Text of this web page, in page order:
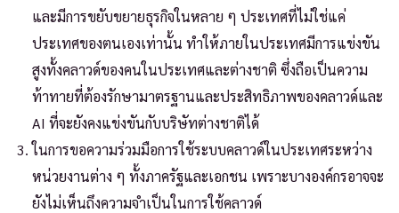
และมีการขยับขยายธุรกิจในหลาย ๆ ประเทศที่ไม่ใช่แค่
ประเทศของตนเองเท่านั้น ทำให้ภายในประเทศมีการแข่งขัน
สูงทั้งคลาวด์ของคนในประเทศและต่างชาติ ซึ่งถือเป็นความ
ท้าทายที่ต้องรักษามาตรฐานและประสิทธิภาพของคลาวด์และ
AI ที่จะยังคงแข่งขันกับบริษัทต่างชาติได้
ในการขอความร่วมมือการใช้ระบบคลาวด์ในประเทศระหว่าง
หน่วยงานต่าง ๆ ทั้งภาครัฐและเอกชน เพราะบางองค์กรอาจจะ
ยังไม่เห็นถึงความจำเป็นในการใช้คลาวด์